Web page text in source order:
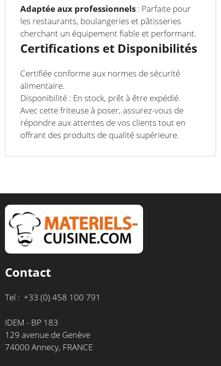
Adaptée aux professionnels : Parfaite pour
les restaurants, boulangeries et pâtisseries
cherchant un équipement fiable et performant.
Certifications et Disponibilités
Certifiée conforme aux normes de sécurité
alimentaire.
Disponibilité : En stock, prêt à être expédié.
Avec cette friteuse à poser, assurez-vous de
répondre aux attentes de vos clients tout en
offrant des produits de qualité supérieure.
Contact
Tel : +33 (0) 458 100 791
IDEM - BP 183
129 avenue de Genève
74000 Annecy, FRANCE